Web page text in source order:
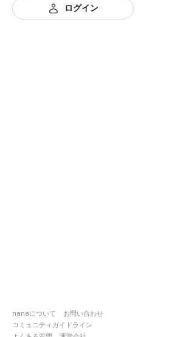
ログイン
nanaについて
お問い合わせ
コミュニティガイドライン